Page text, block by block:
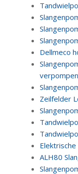
Dellmeco
verpompen
Zeilfelder
ALH80